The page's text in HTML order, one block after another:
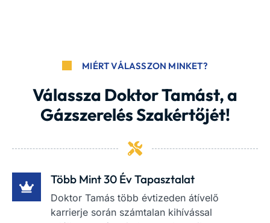
MIÉRT VÁLASSZON MINKET?
Válassza Doktor Tamást, a
Gázszerelés Szakértőjét!
Több Mint 30 Év Tapasztalat
Doktor Tamás több évtizeden átívelő
karrierje során számtalan kihívással